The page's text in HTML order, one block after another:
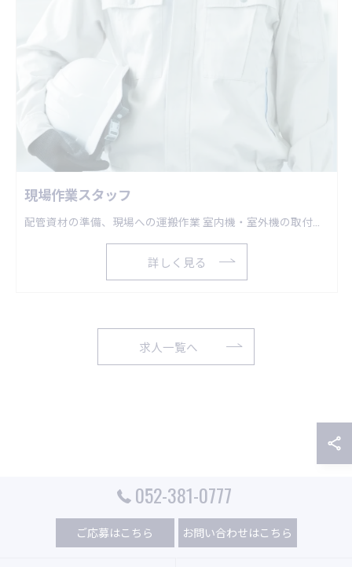
現場作業スタッフ
詳しく見る
求人一覧へ
052-381-0777
ご応募はこちら お問い合わせはこちら